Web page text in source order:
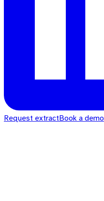
Request extractBook a demo